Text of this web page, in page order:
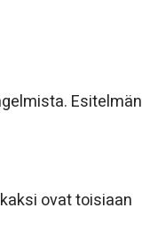
Esitelmän
ovat toisiaan